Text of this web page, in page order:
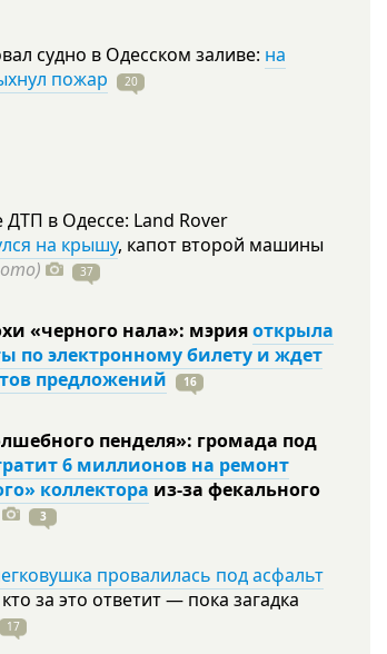
судно в Одесском заливе: на
пожар
20
ДТП в Одессе: Land Rover
на крышу, капот второй машины
37
«черного нала»: мэрияоткрыла
по электронному билету и ждет
предложений
16
пенделя»: громада под
6 миллионов на ремонт
коллектора из-за фекального
3
провалилась под асфальт
кто за это ответит — пока загадка
17